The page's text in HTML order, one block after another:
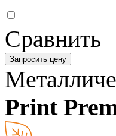
Сравнить
Запросить цену
Print